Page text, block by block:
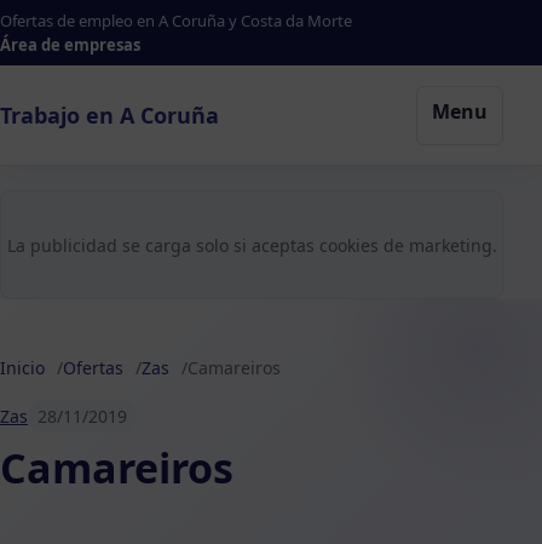
Ofertas de empleo en A Coruña y Costa da Morte
Área de empresas
Trabajo en A Coruña Menu
La publicidad se carga solo si aceptas cookies de marketing.
Inicio Ofertas Zas Camareiros
Zas 28/11/2019
Camareiros